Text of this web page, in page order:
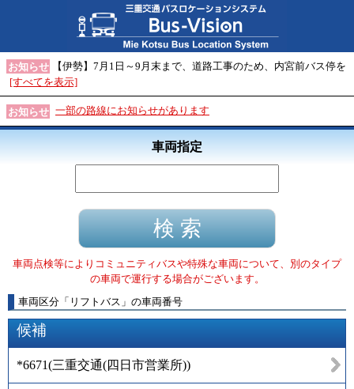
お知らせ
【伊勢】7月1日～9月末まで、道路工事のため、内宮前バス停を
[すべてを表示]
お知らせ 一部の路線にお知らせがあります
車両指定
車両点検等によりコミュニティバスや特殊な車両について、別のタイプ
の車両で運行する場合がございます。
車両区分 「 リフトバス 」 の車両番号
候補
*6671(三重交通(四日市営業所))